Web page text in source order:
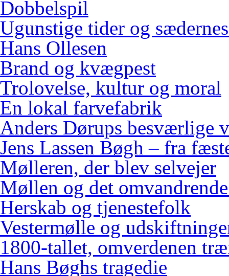
Dobbelspil
Ugunstige tider og
Hans Ollesen
Brand og kvægpest
Trolovelse, kultur og moral
En lokal farvefabrik
Anders Dørups besværlige
Jens Lassen Bøgh – fra
Mølleren, der blev selvejer
Møllen og det
Herskab og tjenestefolk
Vestermølle og
1800-tallet, omverdenen
Hans Bøghs tragedie